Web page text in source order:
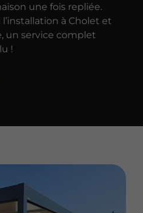
une fois repliée.
à Cholet et
un service complet
!